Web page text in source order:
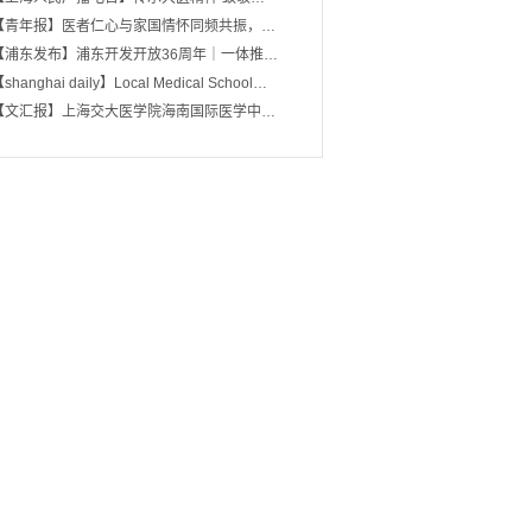
青年报】医者仁心与家国情怀同频共振，…
浦东发布】浦东开发开放36周年｜一体推…
shanghai daily】Local Medical School…
文汇报】上海交大医学院海南国际医学中…